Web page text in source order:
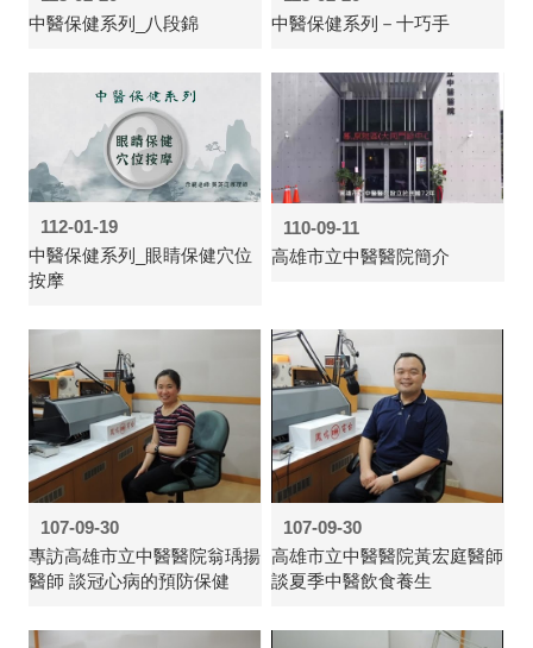
中醫保健系列_八段錦
中醫保健系列－十巧手
112-01-19
中醫保健系列_眼睛保健穴位
按摩
110-09-11
高雄市立中醫醫院簡介
107-09-30
專訪高雄市立中醫醫院翁瑀揚
醫師 談冠心病的預防保健
107-09-30
高雄市立中醫醫院黃宏庭醫師
談夏季中醫飲食養生